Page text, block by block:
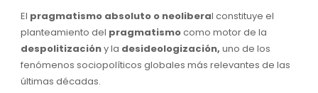
El pragmatismo absoluto o neoliberal constituye el
planteamiento del pragmatismocomo motor de la
despolitizacióny la desideologización, uno de los
fenómenos sociopolíticos globales más relevantes de las
últimas décadas.